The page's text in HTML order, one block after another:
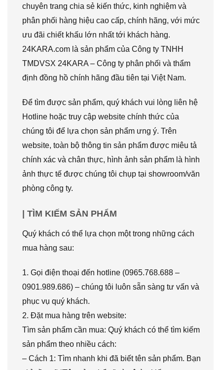
chuyên trang chia sẻ kiến thức, kinh nghiệm và
phân phối hàng hiệu cao cấp, chính hãng, với mức
ưu đãi chiết khấu lớn nhất tới khách hàng.
24KARA.com là sản phẩm của Công ty TNHH
TMDVSX 24KARA – Công ty phân phối và thẩm
định đồng hồ chính hãng đầu tiên tại Việt Nam.
Để tìm được sản phẩm, quý khách vui lòng liên hệ
Hotline hoặc truy cập website chính thức của
chúng tôi để lựa chọn sản phẩm ưng ý. Trên
website, toàn bộ thông tin sản phẩm được miêu tả
chính xác và chân thực, hình ảnh sản phẩm là hình
ảnh thực tế được chúng tôi chụp tại showroom/văn
phòng công ty.
| TÌM KIẾM SẢN PHẨM
Quý khách có thể lựa chọn một trong những cách
mua hàng sau:
1. Gọi điện thoại đến hotline (0965.768.688 –
0901.989.686) – chúng tôi luôn sẵn sàng tư vấn và
phục vụ quý khách.
2. Đặt mua hàng trên website:
Tìm sản phẩm cần mua: Quý khách có thể tìm kiếm
sản phẩm theo nhiều cách:
– Cách 1: Tìm nhanh khi đã biết tên sản phẩm. Bạn